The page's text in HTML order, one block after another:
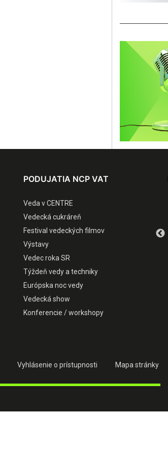
PODUJATIA NCP VAT
Veda v CENTRE
Vedecká cukráreň
Festival vedeckých filmov
Výstavy
Vedec roka SR
Týždeň vedy a techniky
Európska noc vedy
Vedecká show
Konferencie / workshopy
Vyhlásenie o prístupnosti Mapa stránky